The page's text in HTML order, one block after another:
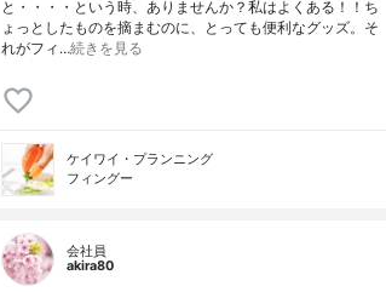
と・・・・という時、ありませんか？私はよくある！！ち
ょっとしたものを摘まむのに、とっても便利なグッズ。そ
れがフィ…続きを見る
ケイワイ・プランニング
フィングー
会社員
akira80